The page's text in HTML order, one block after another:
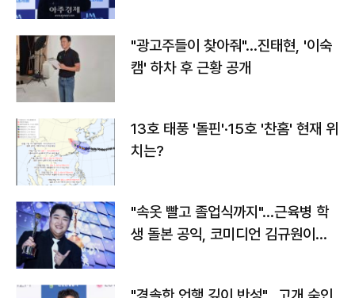
"광고주들이 찾아줘"…진태현, '이숙
캠' 하차 후 근황 공개
13호 태풍 '돌핀'·15호 '찬홈' 현재 위
치는?
"속옷 빨고 졸업식까지"…근육병 학
생 돌본 공익, 코미디언 김규원이었